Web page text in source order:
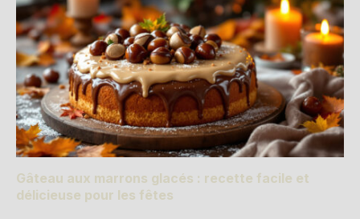
Gâteau aux marrons glacés : recette facile et
délicieuse pour les fêtes